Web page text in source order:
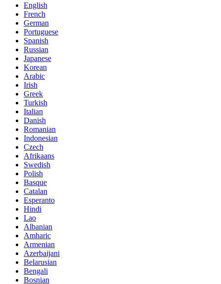
English
French
German
Portuguese
Spanish
Russian
Japanese
Korean
Arabic
Irish
Greek
Turkish
Italian
Danish
Romanian
Indonesian
Czech
Afrikaans
Swedish
Polish
Basque
Catalan
Esperanto
Hindi
Lao
Albanian
Amharic
Armenian
Azerbaijani
Belarusian
Bengali
Bosnian